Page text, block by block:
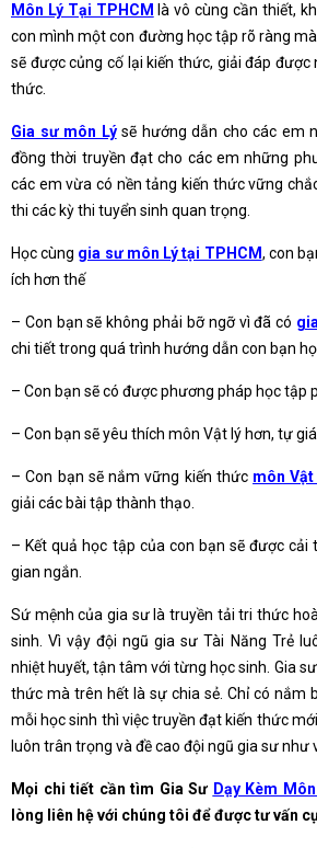
Môn Lý Tại TPHCM là vô cùng cần thiết,
con mình một con đường học tập rõ ràng
sẽ được củng cố lại kiến thức, giải đáp được
thức.
Gia sư môn Lýsẽ hướng dẫn cho các em
đồng thời truyền đạt cho các em những
các em vừa có nền tảng kiến thức vững
thi các kỳ thi tuyển sinh quan trọng.
Học cùng gia sư môn Lý tại TPHCM, con
ích hơn thế
– Con bạn sẽ không phải bỡ ngỡ vì đã có
chi tiết trong quá trình hướng dẫn con bạn
– Con bạn sẽ có được phương pháp học tập
– Con bạn sẽ yêu thích môn Vật lý hơn, tự
– Con bạn sẽ nắm vững kiến thức môn
giải các bài tập thành thạo.
– Kết quả học tập của con bạn sẽ được cải
gian ngắn.
Sứ mệnh của gia sư là truyền tải tri thức
sinh. Vì vậy đội ngũ gia sư Tài Năng Trẻ
nhiệt huyết, tận tâm với từng học sinh. Gia
thức mà trên hết là sự chia sẻ. Chỉ có nắm
mỗi học sinh thì việc truyền đạt kiến thức
luôn trân trọng và đề cao đội ngũ gia sư như
Mọi chi tiết cần tìm Gia Sư Dạy Kèm
lòng liên hệ với chúng tôi để được tư vấn